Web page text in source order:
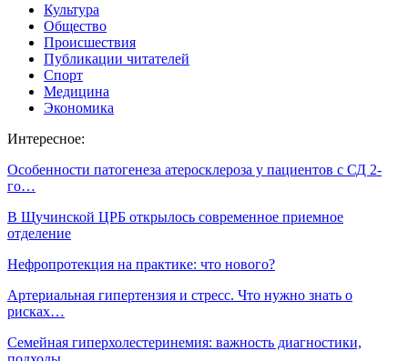
Культура
Общество
Происшествия
Публикации читателей
Спорт
Медицина
Экономика
Интересное:
Особенности патогенеза атеросклероза у пациентов с СД 2-
го…
В Щучинской ЦРБ открылось современное приемное
отделение
Нефропротекция на практике: что нового?
Артериальная гипертензия и стресс. Что нужно знать о
рисках…
Семейная гиперхолестеринемия: важность диагностики,